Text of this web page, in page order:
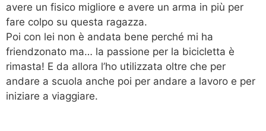
avere un fisico migliore e avere un arma in più per
fare colpo su questa ragazza.
Poi con lei non è andata bene perché mi ha
friendzonato ma… la passione per la bicicletta è
rimasta! E da allora l’ho utilizzata oltre che per
andare a scuola anche poi per andare a lavoro e per
iniziare a viaggiare.